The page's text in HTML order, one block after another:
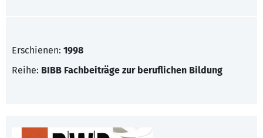
Erschienen: 1998
Reihe: BIBB Fachbeiträge zur beruflichen Bildung